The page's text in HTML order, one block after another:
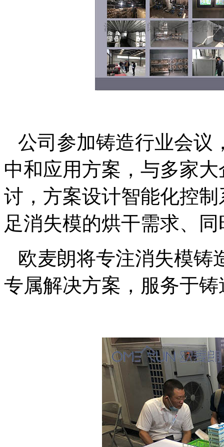
公司参加铸造行业会议
中和应用方案，与多家
讨，方案设计智能化控
足消失模的烘干需求、
欧麦朗将专注消失模铸
专属解决方案，服务于